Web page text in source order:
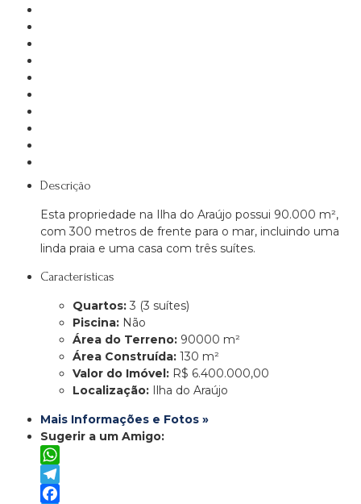
Descrição
Esta propriedade na Ilha do Araújo possui 90.000 m²,
com 300 metros de frente para o mar, incluindo uma
linda praia e uma casa com três suítes.
Características
Quartos: 3 (3 suítes)
Piscina: Não
Área do Terreno: 90000 m²
Área Construída: 130 m²
Valor do Imóvel: R$ 6.400.000,00
Localização: Ilha do Araújo
Mais Informações e Fotos »
Sugerir a um Amigo:
WhatsApp
Telegram